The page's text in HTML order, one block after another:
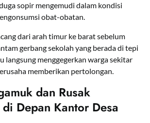
sopir mengemudi dalam kondisi
obat-obatan.
dari arah timur ke barat sebelum
gerbang sekolah yang berada di tepi
langsung menggegerkan warga sekitar
memberikan pertolongan.
dan Rusak
Depan Kantor Desa